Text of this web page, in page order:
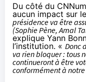
Du côté du
aucun impact sur
présidence va être
(Sophie Pène, Amal
explique Yann
l’institution. « Donc
va rien bloquer : tous
continueront à être
conformément à